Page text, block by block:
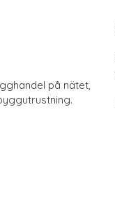
på nätet,